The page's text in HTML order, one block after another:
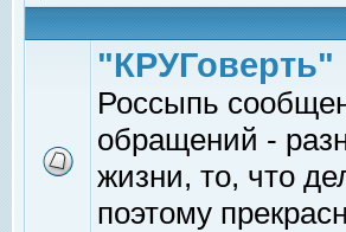
"КРУГоверть"
Россыпь
обращений -
жизни, то, что
поэтому